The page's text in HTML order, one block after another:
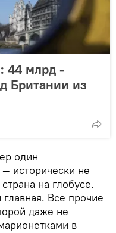
44 млрд -
Британии из
один
исторически не
на глобусе.
Все прочие
даже не
в